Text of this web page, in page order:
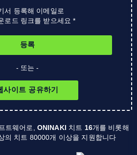
서 등록해 이메일로
로드 링크를 받으세요 *
등록
- 또는 -
사이트 공유하기
트웨어로, ONINAKI 치트 16개를 비롯해
의 치트 80000개 이상을 지원합니다